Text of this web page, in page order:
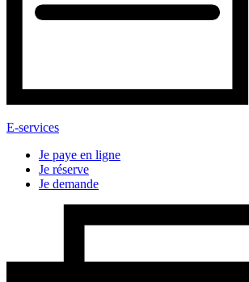
E-services
Je paye en ligne
Je réserve
Je demande